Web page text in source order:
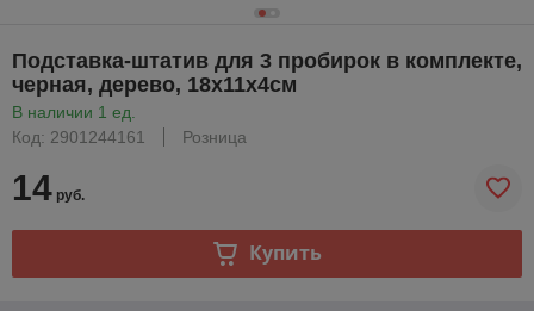
Подставка-штатив для 3 пробирок в комплекте,
черная, дерево, 18х11х4см
В наличии 1 ед.
Код: 2901244161
Розница
14 руб.
Купить